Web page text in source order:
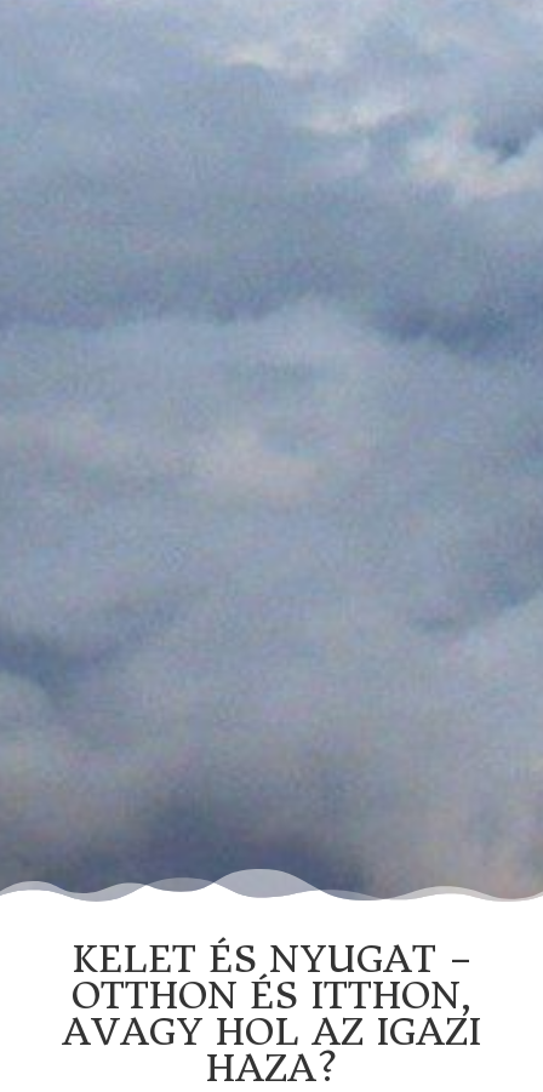
KELET ÉS NYUGAT –
OTTHON ÉS ITTHON,
AVAGY HOL AZ IGAZI
HAZA?